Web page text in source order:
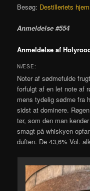
Besøg: Destilleriets
Anmeldelse #554
Anmeldelse af
NÆSE:
Noter af sødmefulde
forfulgt af en let note af
mens tydelig sødme fra
sidst at dominere.
tør, som den man
smagt på whiskyen
duften. De 43,6% Vol.